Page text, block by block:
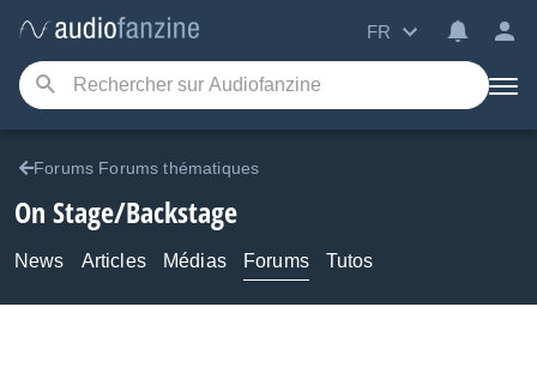
FR
Forums Forums thématiques
On Stage/Backstage
News Articles Médias Forums Tutos